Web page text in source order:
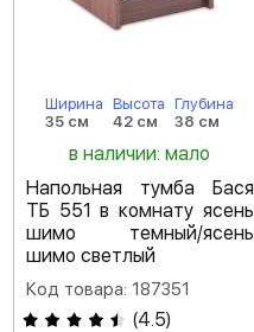
Ширина
35 см
Высота
42 см
Глубина
38 см
в наличии: мало
Напольная тумба Бася
ТБ 551 в комнату ясень
шимо темный/ясень
шимо светлый
Код товара: 187351
(4.5)